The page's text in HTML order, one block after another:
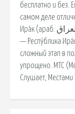
бесплатно и без.
самом деле
Ира́к (араб. العراق ‎, курдск. عێراق), официальное название
— Респу́блика
сложный этап в
упрощено. МТС
Слушает,